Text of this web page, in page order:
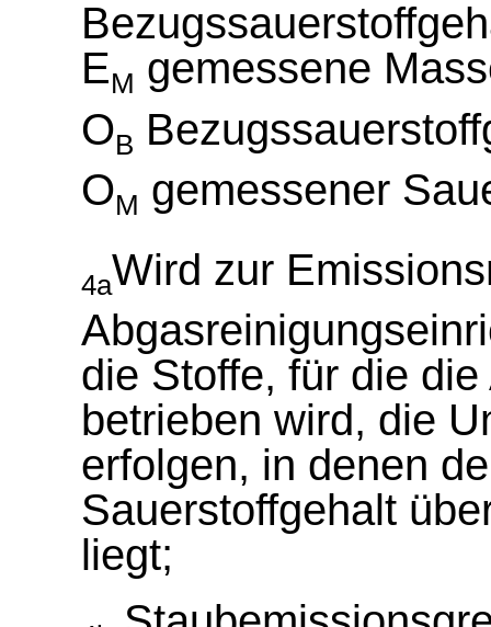
EM gemessene
OB
OM gemessener
4aWird zur
die Stoffe, für die
betrieben wird, die
erfolgen, in denen
Sauerstoffgehalt
liegt;